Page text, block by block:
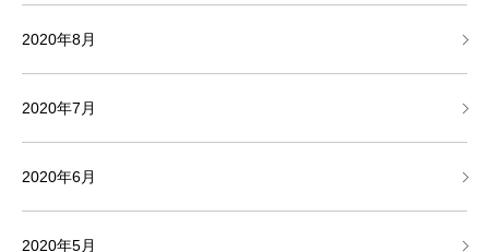
2020年8月
2020年7月
2020年6月
2020年5月